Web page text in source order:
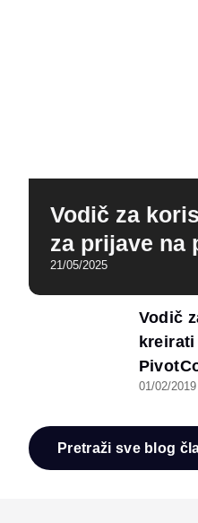
Vodič za
za prijave na
21/05/2025
Vodič
01/02/2019
Pretraži sve blog